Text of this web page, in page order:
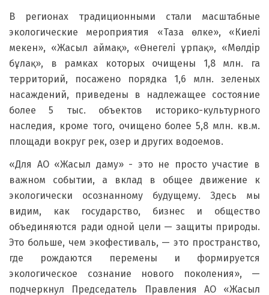
В регионах традиционными стали масштабные
экологические мероприятия «Таза өлке», «Киелі
мекен», «Жасыл аймақ», «Өнегелі ұрпақ», «Мөлдір
бұлақ», в рамках которых очищены 1,8 млн. га
территорий, посажено порядка 1,6 млн. зеленых
насаждений, приведены в надлежащее состояние
более 5 тыс. объектов историко-культурного
наследия, кроме того, очищено более 5,8 млн. кв.м.
площади вокруг рек, озер и других водоемов.
«Для АО «Жасыл даму» - это не просто участие в
важном событии, а вклад в общее движение к
экологически осознанному будущему. Здесь мы
видим, как государство, бизнес и общество
объединяются ради одной цели — защиты природы.
Это больше, чем экофестиваль, — это пространство,
где рождаются перемены и формируется
экологическое сознание нового поколения», —
подчеркнул Председатель Правления АО «Жасыл